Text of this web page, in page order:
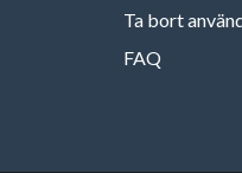
Ta bort
FAQ